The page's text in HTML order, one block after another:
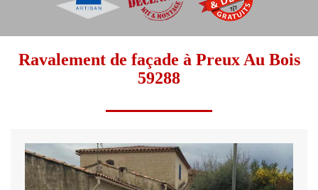
Ravalement de façade à Preux Au Bois
59288